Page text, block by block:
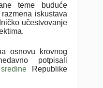
teme buduće
iskustava
učestvovanje
osnovu krovnog
potpisali
Republike